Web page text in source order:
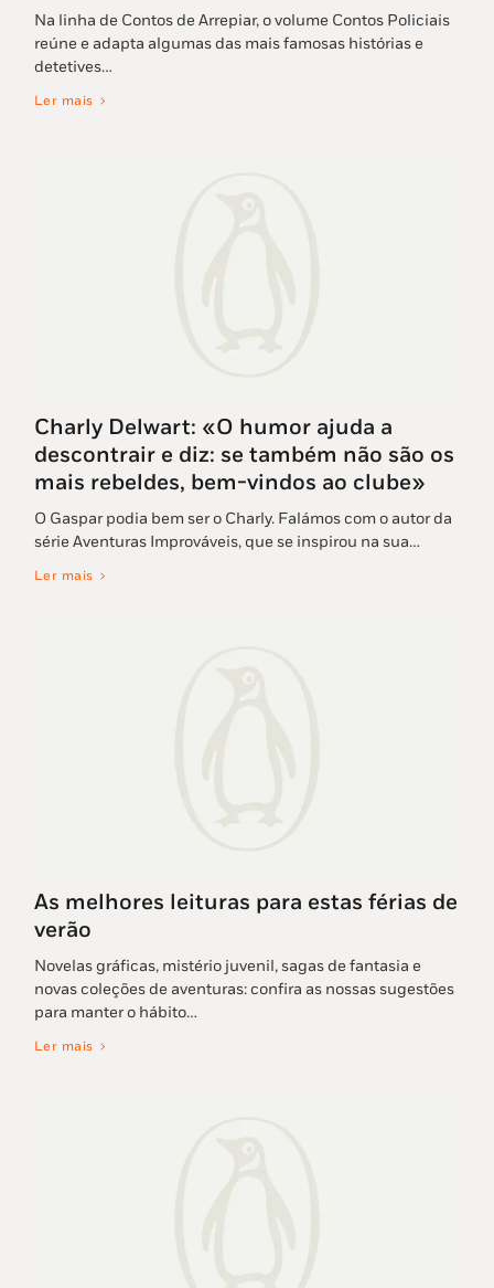
Na linha de Contos de Arrepiar, o volume Contos Policiais
reúne e adapta algumas das mais famosas histórias e
detetives…
Ler mais
Charly Delwart: «O humor ajuda a
descontrair e diz: se também não são os
mais rebeldes, bem-vindos ao clube»
O Gaspar podia bem ser o Charly. Falámos com o autor da
série Aventuras Improváveis, que se inspirou na sua…
Ler mais
As melhores leituras para estas férias de
verão
Novelas gráficas, mistério juvenil, sagas de fantasia e
novas coleções de aventuras: confira as nossas sugestões
para manter o hábito…
Ler mais